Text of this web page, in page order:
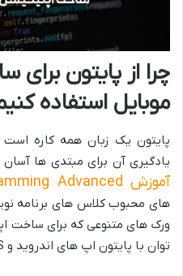
چرا از پایتون
موبایل استفاده
پایتون یک زبان همه کاره است
یادگیری آن برای مبتدی ها
آموزش Advanced
های محبوب کلاس های برنامه
ورک های متنوعی که برای ساخت
توان با پایتون اپ های اندروید و iOS ساخت.